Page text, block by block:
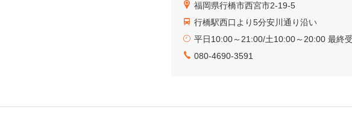
福岡県行橋市西宮市2-19-5
行橋駅西口より5分安川通り沿い
平日10:00～21:00/土10:00～20:00 最終
080-4690-3591